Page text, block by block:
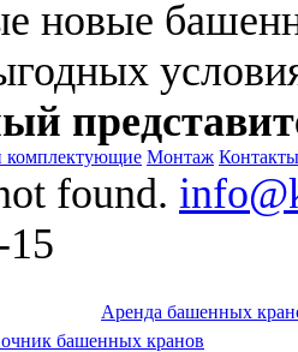
новые
комплектующие Монтаж Контакты
found.
Аренда башенных
башенных кранов